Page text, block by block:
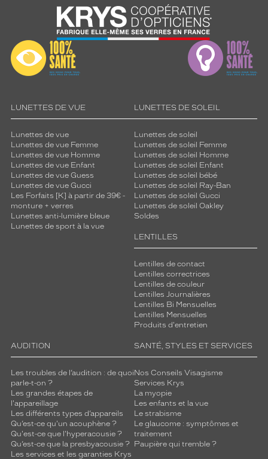
LUNETTES DE VUE
Lunettes de vue
Lunettes de vue Femme
Lunettes de vue Homme
Lunettes de vue Enfant
Lunettes de vue Guess
Lunettes de vue Gucci
Les Forfaits [K] à partir de 39€ -
monture + verres
Lunettes anti-lumière bleue
Lunettes de sport à la vue
LUNETTES DE SOLEIL
Lunettes de soleil
Lunettes de soleil Femme
Lunettes de soleil Homme
Lunettes de soleil Enfant
Lunettes de soleil bébé
Lunettes de soleil Ray-Ban
Lunettes de soleil Gucci
Lunettes de soleil Oakley
Soldes
LENTILLES
Lentilles de contact
Lentilles correctrices
Lentilles de couleur
Lentilles Journalières
Lentilles Bi Mensuelles
Lentilles Mensuelles
Produits d'entretien
AUDITION
Les troubles de l’audition : de quoi
parle-t-on ?
Les grandes étapes de
l'appareillage
Les différents types d’appareils
Qu’est-ce qu'un acouphène ?
Qu'est-ce que l'hyperacousie ?
Qu’est-ce que la presbyacousie ?
Les services et les garanties Krys
SANTÉ, STYLES ET SERVICES
Nos Conseils Visagisme
Services Krys
La myopie
Les enfants et la vue
Le strabisme
Le glaucome : symptômes et
traitement
Paupière qui tremble ?